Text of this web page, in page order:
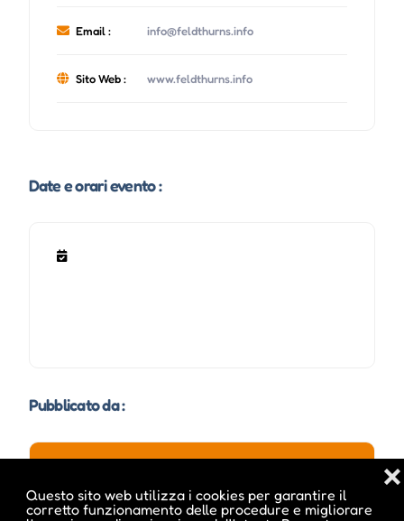
Questo sito web utilizza i cookies per garantire il
corretto funzionamento delle procedure e migliorare
❌
Email : info@feldthurns.info
Sito Web : www.feldthurns.info
Date e orari evento :
Pubblicato da :
ale inside